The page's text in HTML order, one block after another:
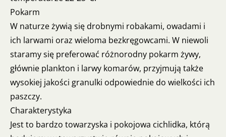
Pokarm
W naturze żywią się drobnymi robakami, owadami i
ich larwami oraz wieloma bezkręgowcami. W niewoli
staramy się preferować różnorodny pokarm żywy,
głównie plankton i larwy komarów, przyjmują także
wysokiej jakości granulki odpowiednie do wielkości ich
paszczy.
Charakterystyka
Jest to bardzo towarzyska i pokojowa cichlidka, którą